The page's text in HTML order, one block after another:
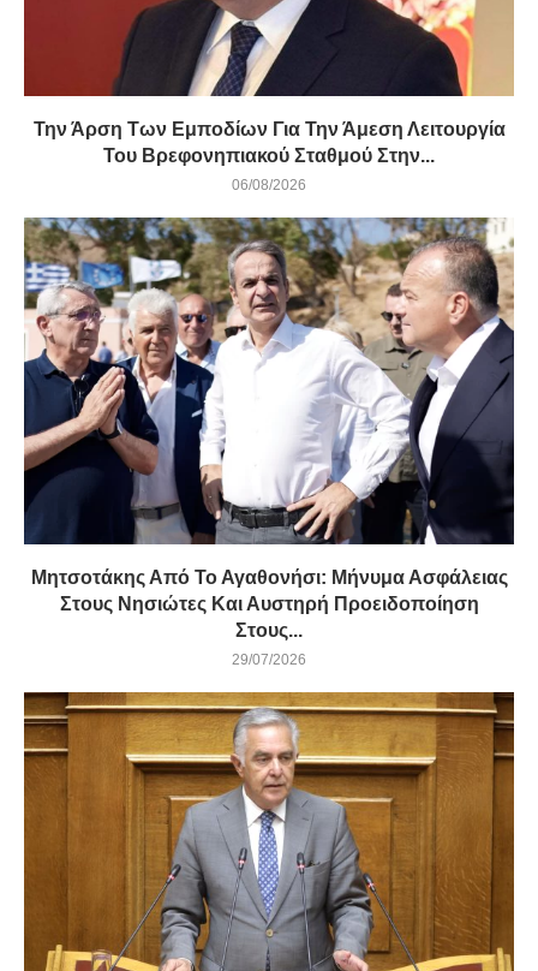
Την Άρση Των Εμποδίων Για Την Άμεση Λειτουργία
Του Βρεφονηπιακού Σταθμού Στην...
06/08/2026
Μητσοτάκης Από Το Αγαθονήσι: Μήνυμα Ασφάλειας
Στους Νησιώτες Και Αυστηρή Προειδοποίηση
Στους...
29/07/2026